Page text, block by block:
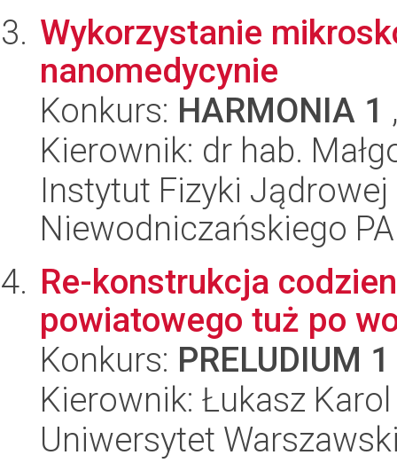
Wykorzystanie
nanomedycynie
Konkurs: HARMONIA 1
Kierownik: dr hab.
Instytut Fizyki
Niewodniczańskiego
Re-konstrukcja
powiatowego tuż po
Konkurs: PRELUDIUM 1
Kierownik: Łukasz
Uniwersytet